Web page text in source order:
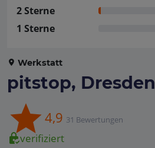
2 Sterne
1 Sterne
Werkstatt
pitstop, Dresden
4,9 31 Bewertungen
verifiziert